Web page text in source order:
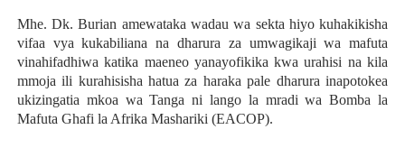
Mhe. Dk. Burian amewataka wadau wa sekta hiyo kuhakikisha
vifaa vya kukabiliana na dharura za umwagikaji wa mafuta
vinahifadhiwa katika maeneo yanayofikika kwa urahisi na kila
mmoja ili kurahisisha hatua za haraka pale dharura inapotokea
ukizingatia mkoa wa Tanga ni lango la mradi wa Bomba la
Mafuta Ghafi la Afrika Mashariki (EACOP).